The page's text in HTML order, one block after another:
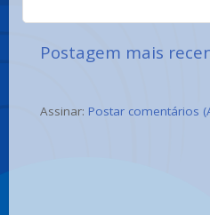
Postagem mais
Assinar: Postar comentários